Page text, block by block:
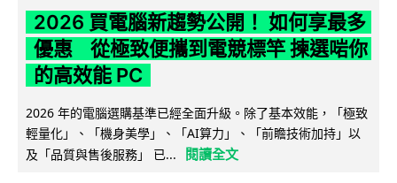
2026 買電腦新趨勢公開！ 如何享最多
優惠 從極致便攜到電競標竿 揀選啱你
的高效能 PC
2026 年的電腦選購基準已經全面升級。除了基本效能，「極致
輕量化」、「機身美學」、「AI算力」、「前瞻技術加持」以
及「品質與售後服務」 已...
閱讀全文